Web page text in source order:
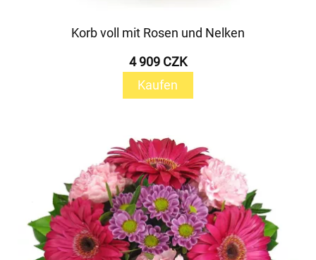
Korb voll mit Rosen und Nelken
4 909 CZK
Kaufen